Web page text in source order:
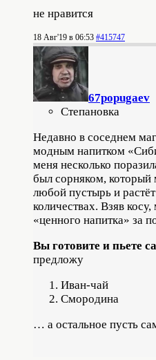
не нравится
18 Авг'19 в 06:53 #415747
67popugaev
Степановка
Недавно в соседнем
модным напитком
меня несколько
был сорняком, который
любой пустырь и
количествах. Взяв
«ценного напитка» за
Вы готовите и пьете
предложу
Иван-чай
Смородина
… а остальное пусть